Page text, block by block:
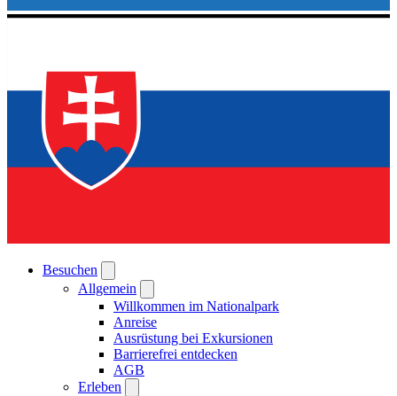
Besuchen
Allgemein
Willkommen im Nationalpark
Anreise
Ausrüstung bei Exkursionen
Barrierefrei entdecken
AGB
Erleben